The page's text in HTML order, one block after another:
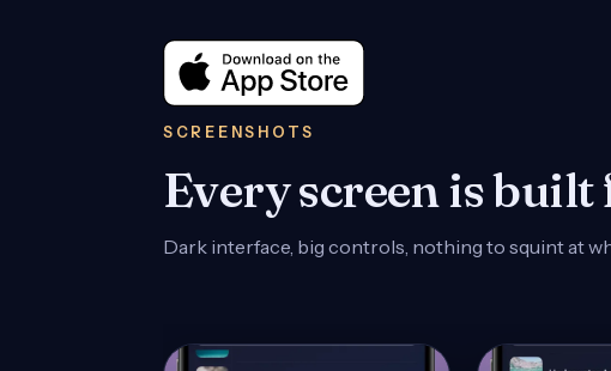
SCREENSHOTS
Every screen is
Dark interface, big controls, nothing to squint at